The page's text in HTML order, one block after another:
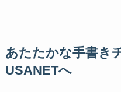
あたたかな手書き
USANETへ